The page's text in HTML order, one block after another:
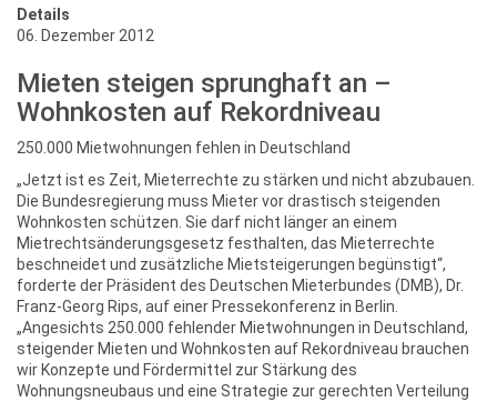
Details
06. Dezember 2012
Mieten steigen sprunghaft an –
Wohnkosten auf Rekordniveau
250.000 Mietwohnungen fehlen in Deutschland
„Jetzt ist es Zeit, Mieterrechte zu stärken und nicht abzubauen.
Die Bundesregierung muss Mieter vor drastisch steigenden
Wohnkosten schützen. Sie darf nicht länger an einem
Mietrechtsänderungsgesetz festhalten, das Mieterrechte
beschneidet und zusätzliche Mietsteigerungen begünstigt“,
forderte der Präsident des Deutschen Mieterbundes (DMB), Dr.
Franz-Georg Rips, auf einer Pressekonferenz in Berlin.
„Angesichts 250.000 fehlender Mietwohnungen in Deutschland,
steigender Mieten und Wohnkosten auf Rekordniveau brauchen
wir Konzepte und Fördermittel zur Stärkung des
Wohnungsneubaus und eine Strategie zur gerechten Verteilung